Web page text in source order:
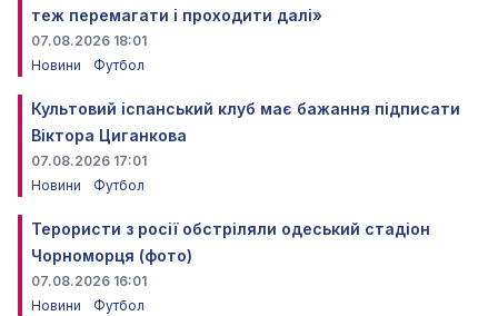
теж перемагати і проходити далі»
07.08.2026 18:01
Новини
Футбол
Культовий іспанський клуб має бажання підписати
Віктора Циганкова
07.08.2026 17:01
Новини
Футбол
Терористи з росії обстріляли одеський стадіон
Чорноморця (фото)
07.08.2026 16:01
Новини
Футбол